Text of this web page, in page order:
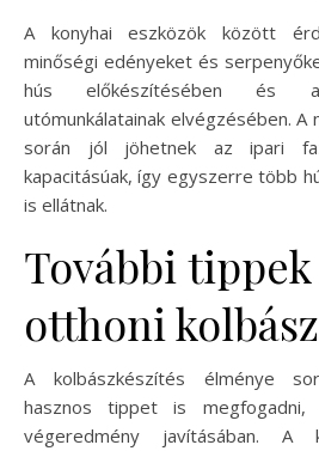
A konyhai eszközök között
minőségi edényeket és
hús előkészítésében és
utómunkálatainak elvégzésében. A
során jól jöhetnek az ipari
kapacitásúak, így egyszerre több
is ellátnak.
További tippek
otthoni
A kolbászkészítés élménye
hasznos tippet is megfogadni,
végeredmény javításában. A